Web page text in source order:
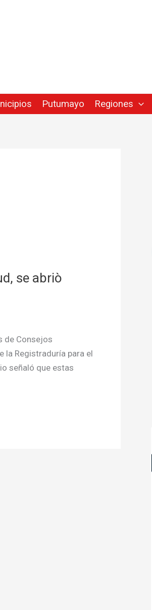
Putumayo Regiones
se abriò
de Consejos
la Registraduría para el
señaló que estas